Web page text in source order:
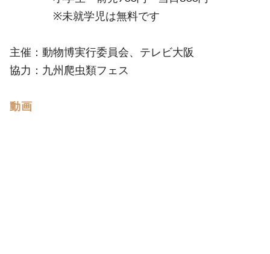
※未就学児は無料です
主催：動物博実行委員会、テレビ大阪
協力：九州爬虫類フェス
動画